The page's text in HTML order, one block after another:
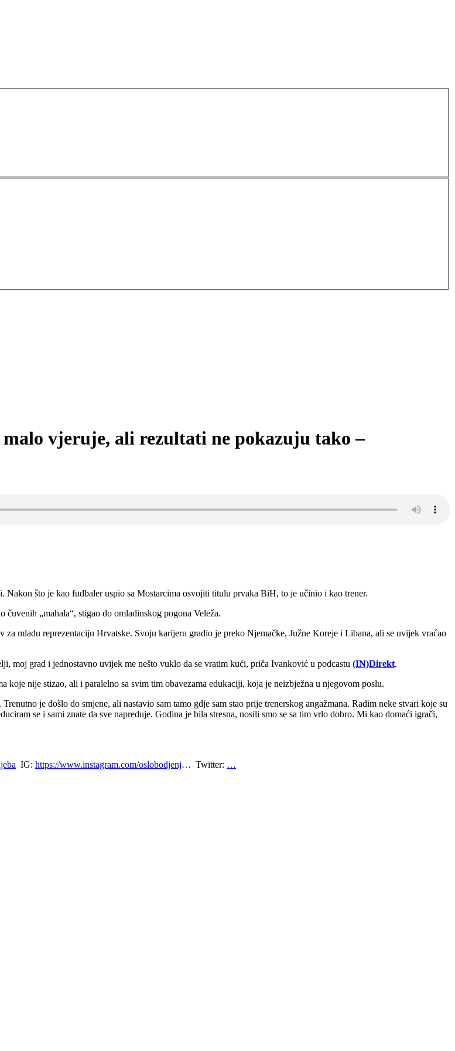
vjeruje, ali rezultati ne pokazuju tako –
što je kao fudbaler uspio sa Mostarcima osvojiti titulu prvaka BiH, to je učinio i kao trener.
„mahala“, stigao do omladinskog pogona Veleža.
mladu reprezentaciju Hrvatske. Svoju karijeru gradio je preko Njemačke, Južne Koreje i Libana, ali se uvijek vraćao
moj grad i jednostavno uvijek me nešto vuklo da se vratim kući, priča Ivanković u podcastu (IN)Direkt.
koje nije stizao, ali i paralelno sa svim tim obavezama edukaciji, koja je neizbježna u njegovom poslu.
je došlo do smjene, ali nastavio sam tamo gdje sam stao prije trenerskog angažmana. Radim neke stvari koje su
se i sami znate da sve napreduje. Godina je bila stresna, nosili smo se sa tim vrlo dobro. Mi kao domaći igrači,
IG: https://www.instagram.com/oslobodjenj… Twitter: …